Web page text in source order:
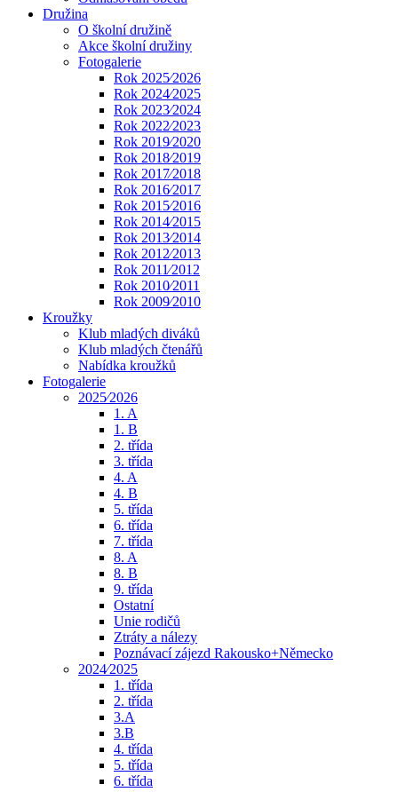
Družina
O školní družině
Akce školní družiny
Fotogalerie
Rok 2025⁄2026
Rok 2024⁄2025
Rok 2023⁄2024
Rok 2022⁄2023
Rok 2019⁄2020
Rok 2018⁄2019
Rok 2017⁄2018
Rok 2016⁄2017
Rok 2015⁄2016
Rok 2014⁄2015
Rok 2013⁄2014
Rok 2012⁄2013
Rok 2011⁄2012
Rok 2010⁄2011
Rok 2009⁄2010
Kroužky
Klub mladých diváků
Klub mladých čtenářů
Nabídka kroužků
Fotogalerie
2025⁄2026
1. A
1. B
2. třída
3. třída
4. A
4. B
5. třída
6. třída
7. třída
8. A
8. B
9. třída
Ostatní
Unie rodičů
Ztráty a nálezy
Poznávací zájezd Rakousko+Německo
2024⁄2025
1. třída
2. třída
3.A
3.B
4. třída
5. třída
6. třída